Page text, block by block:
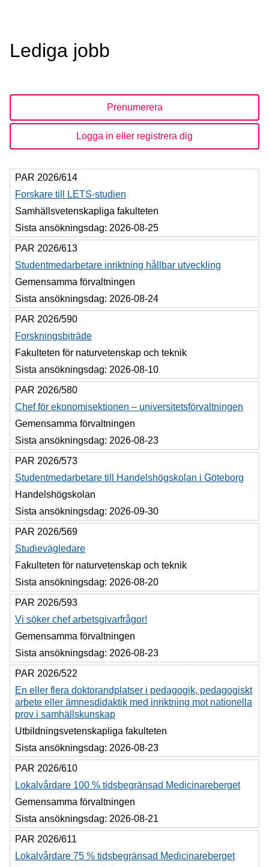
Lediga jobb
Prenumerera
Logga in eller registrera dig
PAR 2026/614
Forskare till LETS-studien
Samhällsvetenskapliga fakulteten
Sista ansökningsdag: 2026-08-25
PAR 2026/613
Studentmedarbetare inriktning hållbar utveckling
Gemensamma förvaltningen
Sista ansökningsdag: 2026-08-24
PAR 2026/590
Forskningsbiträde
Fakulteten för naturvetenskap och teknik
Sista ansökningsdag: 2026-08-10
PAR 2026/580
Chef för ekonomisektionen – universitetsförvaltningen
Gemensamma förvaltningen
Sista ansökningsdag: 2026-08-23
PAR 2026/573
Studentmedarbetare till Handelshögskolan i Göteborg
Handelshögskolan
Sista ansökningsdag: 2026-09-30
PAR 2026/569
Studievägledare
Fakulteten för naturvetenskap och teknik
Sista ansökningsdag: 2026-08-20
PAR 2026/593
Vi söker chef arbetsgivarfrågor!
Gemensamma förvaltningen
Sista ansökningsdag: 2026-08-23
PAR 2026/522
En eller flera doktorandplatser i pedagogik, pedagogiskt
arbete eller ämnesdidaktik med inriktning mot nationella
prov i samhällskunskap
Utbildningsvetenskapliga fakulteten
Sista ansökningsdag: 2026-08-23
PAR 2026/610
Lokalvårdare 100 % tidsbegränsad Medicinareberget
Gemensamma förvaltningen
Sista ansökningsdag: 2026-08-21
PAR 2026/611
Lokalvårdare 75 % tidsbegränsad Medicinareberget